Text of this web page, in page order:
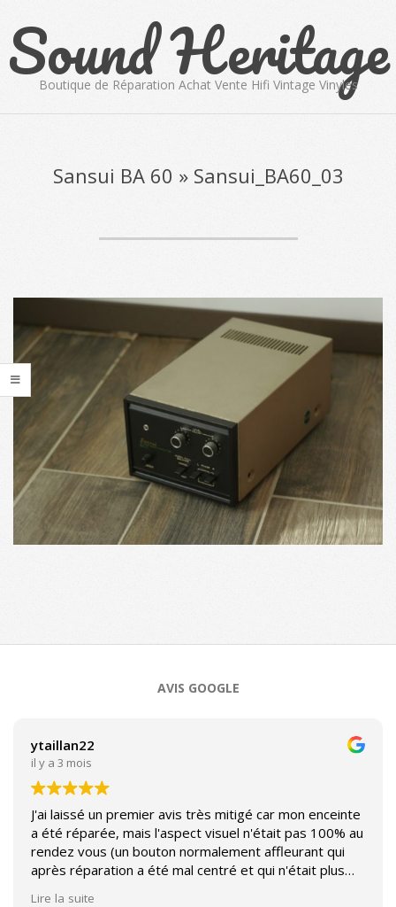
content
Sound Heritage
Boutique de Réparation Achat Vente Hifi Vintage Vinyles
Sansui BA 60 » Sansui_BA60_03
AVIS GOOGLE
ytaillan22
il y a 3 mois
J'ai laissé un premier avis très mitigé car mon enceinte
a été réparée, mais l'aspect visuel n'était pas 100% au
rendez vous (un bouton normalement affleurant qui
après réparation a été mal centré et qui n'était plus
Lire la suite